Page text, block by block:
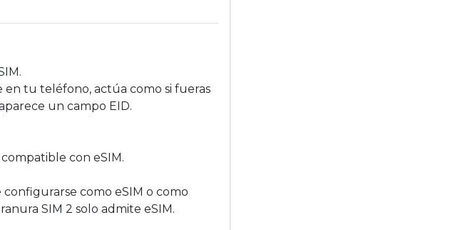
tu teléfono, actúa como si fueras
un campo EID.
con eSIM.
configurarse como eSIM o como
SIM 2 solo admite eSIM.